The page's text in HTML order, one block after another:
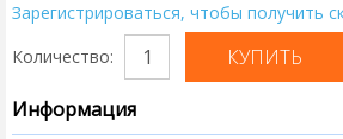
Зарегистрироваться, чтобы получить
Количество:
Информация